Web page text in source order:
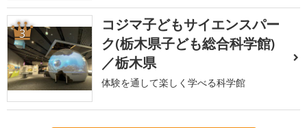
3
コジマ子どもサイエンスパー
ク(栃木県子ども総合科学館)
／栃木県
体験を通して楽しく学べる科学館